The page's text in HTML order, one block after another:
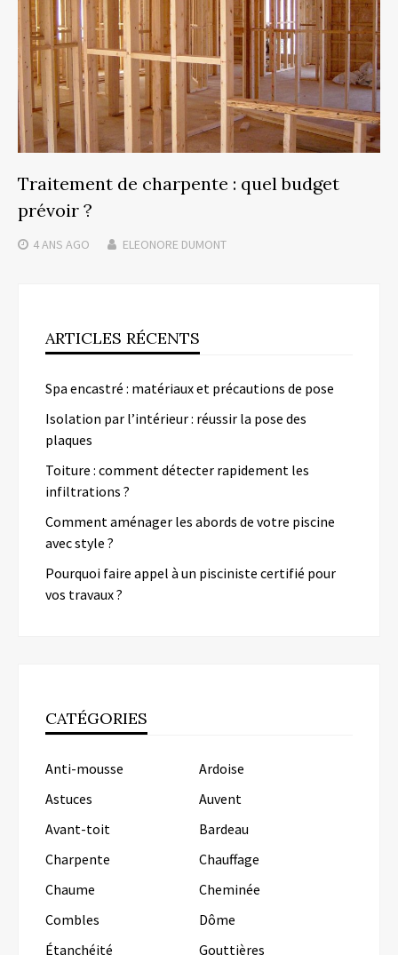
Traitement de charpente : quel budget
prévoir ?
4 ANS AGO ELEONORE DUMONT
ARTICLES RÉCENTS
Spa encastré : matériaux et précautions de pose
Isolation par l’intérieur : réussir la pose des
plaques
Toiture : comment détecter rapidement les
infiltrations ?
Comment aménager les abords de votre piscine
avec style ?
Pourquoi faire appel à un pisciniste certifié pour
vos travaux ?
CATÉGORIES
Anti-mousse
Ardoise
Astuces
Auvent
Avant-toit
Bardeau
Charpente
Chauffage
Chaume
Cheminée
Combles
Dôme
Étanchéité
Gouttières